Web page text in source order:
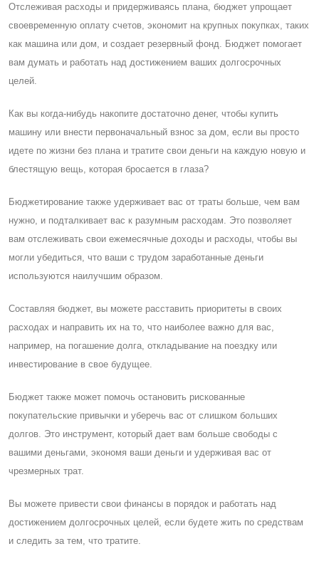
Отслеживая расходы и придерживаясь плана, бюджет упрощает
своевременную оплату счетов, экономит на крупных покупках, таких
как машина или дом, и создает резервный фонд. Бюджет помогает
вам думать и работать над достижением ваших долгосрочных
целей.
Как вы когда-нибудь накопите достаточно денег, чтобы купить
машину или внести первоначальный взнос за дом, если вы просто
идете по жизни без плана и тратите свои деньги на каждую новую и
блестящую вещь, которая бросается в глаза?
Бюджетирование также удерживает вас от траты больше, чем вам
нужно, и подталкивает вас к разумным расходам. Это позволяет
вам отслеживать свои ежемесячные доходы и расходы, чтобы вы
могли убедиться, что ваши с трудом заработанные деньги
используются наилучшим образом.
Cоставляя бюджет, вы можете расставить приоритеты в своих
расходах и направить их на то, что наиболее важно для вас,
например, на погашение долга, откладывание на поездку или
инвестирование в свое будущее.
Бюджет также может помочь остановить рискованные
покупательские привычки и уберечь вас от слишком больших
долгов. Это инструмент, который дает вам больше свободы с
вашими деньгами, экономя ваши деньги и удерживая вас от
чрезмерных трат.
Вы можете привести свои финансы в порядок и работать над
достижением долгосрочных целей, если будете жить по средствам
и следить за тем, что тратите.